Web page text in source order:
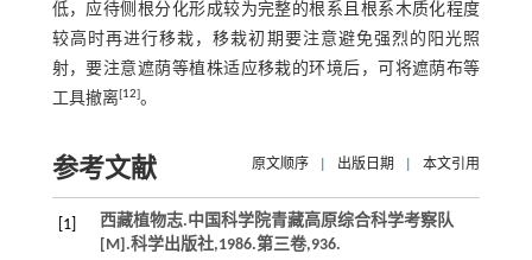
低，应待侧根分化形成较为完整的根系且根系木质化程度
较高时再进行移栽，移栽初期要注意避免强烈的阳光照
射，要注意遮荫等植株适应移栽的环境后，可将遮荫布等
工具撤离[12]。
参考文献 原文顺序 出版日期 本文引用
[1] 西藏植物志.中国科学院青藏高原综合科学考察队
[M].科学出版社,1986.第三卷,936.